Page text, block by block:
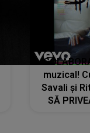
muzical!
Savali și
SĂ